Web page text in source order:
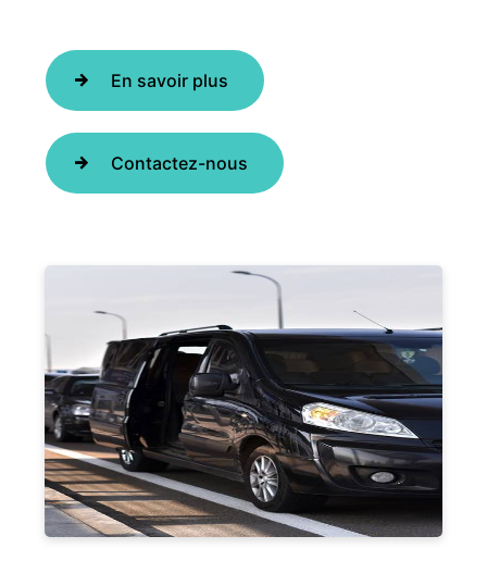
En savoir plus
Contactez-nous